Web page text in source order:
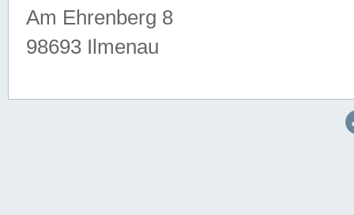
Am Ehrenberg 8
98693 Ilmenau